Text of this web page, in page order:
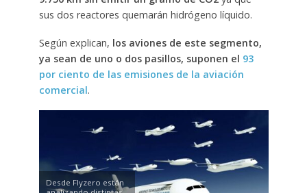
sus dos reactores quemarán hidrógeno líquido.
Según explican, los aviones de este segmento,
ya sean de uno o dos pasillos, suponen el 93
por ciento de las emisiones de la aviación
comercial.
Desde Flyzero están